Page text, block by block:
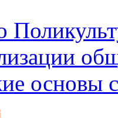
основы